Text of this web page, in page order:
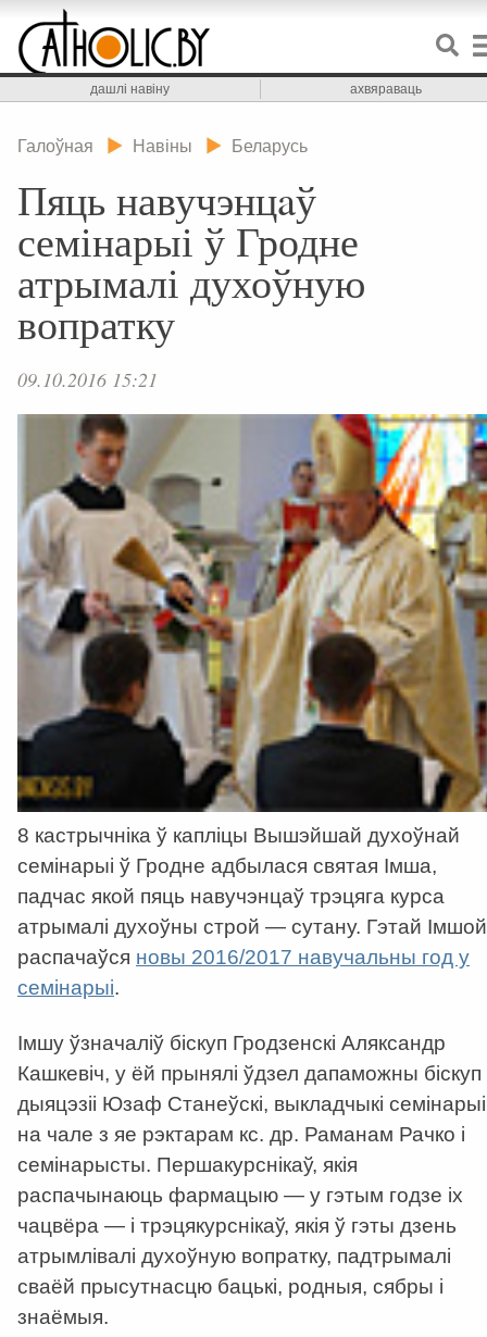
дашлі навіну ахвяраваць
Галоўная Навіны Беларусь
Пяць навучэнцaў
семінарыі ў Гродне
атрымалі духоўную
вопратку
09.10.2016 15:21
8 кастрычніка ў капліцы Вышэйшай духоўнай
семінарыі ў Гродне адбылася святая Імша,
падчас якой пяць навучэнцaў трэцяга курса
атрымалі духоўны строй — сутану. Гэтай Імшой
распачаўся новы 2016/2017 навучальны год у
семінарыі.
Імшу ўзначаліў біскуп Гродзенскі Аляксандр
Кашкевіч, у ёй прынялі ўдзел дапаможны біскуп
дыяцэзіі Юзаф Станеўскі, выкладчыкі семінарыі
на чале з яе рэктарам кс. др. Раманам Рачко і
семінарысты. Першакурснікаў, якія
распачынаюць фармацыю — у гэтым годзе іх
чацвёра — і трэцякурснікаў, якія ў гэты дзень
атрымлівалі духоўную вопратку, падтрымалі
сваёй прысутнасцю бацькі, родныя, сябры і
знаёмыя.